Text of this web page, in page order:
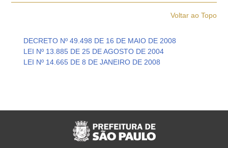
Voltar ao Topo
DECRETO Nº 49.498 DE 16 DE MAIO DE 2008
LEI Nº 13.885 DE 25 DE AGOSTO DE 2004
LEI Nº 14.665 DE 8 DE JANEIRO DE 2008